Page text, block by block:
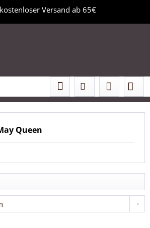
kostenloser Versand ab 65€
Queen